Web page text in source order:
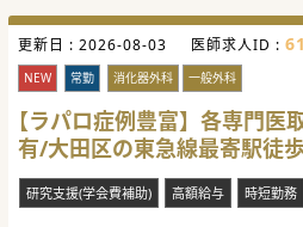
【やりがい】
■肩関節専門医、手外科専門医、
認定医がそれぞれ在籍しており、
ます。
■また膝関節専門医も週1で在籍
も経験できますし、経皮的椎体形
クラス。
■上記の通り、経験豊富なベテラ
りますため、各領域においてオ
す。
【職場環境と雰囲気（＝働きやす
■特定の大学医局との縛りや制約
更新日 : 2026-08-03 医師求人ID :
NEW 常勤 消化器外科 一般外科
【ラパロ症例豊富】各専門
有/大田区の東急線最寄駅徒
研究支援(学会費補助) 高額給与 時短勤務